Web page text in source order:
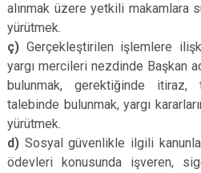
alınmak üzere yetkili makamlara
yürütmek.
ç) Gerçekleştirilen işlemlere
yargı mercileri nezdinde Başkan
bulunmak, gerektiğinde
talebinde bulunmak, yargı
yürütmek.
d) Sosyal güvenlikle ilgili
ödevleri konusunda işveren,